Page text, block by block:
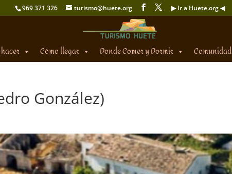
969 371 326 turismo@huete.org ▶ Ir a Huete.org ◀
Cómo llegar Donde Comer y Dormir Comunidad
González)